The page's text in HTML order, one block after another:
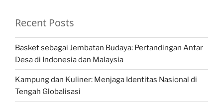
Recent Posts
Basket sebagai Jembatan Budaya: Pertandingan Antar
Desa di Indonesia dan Malaysia
Kampung dan Kuliner: Menjaga Identitas Nasional di
Tengah Globalisasi